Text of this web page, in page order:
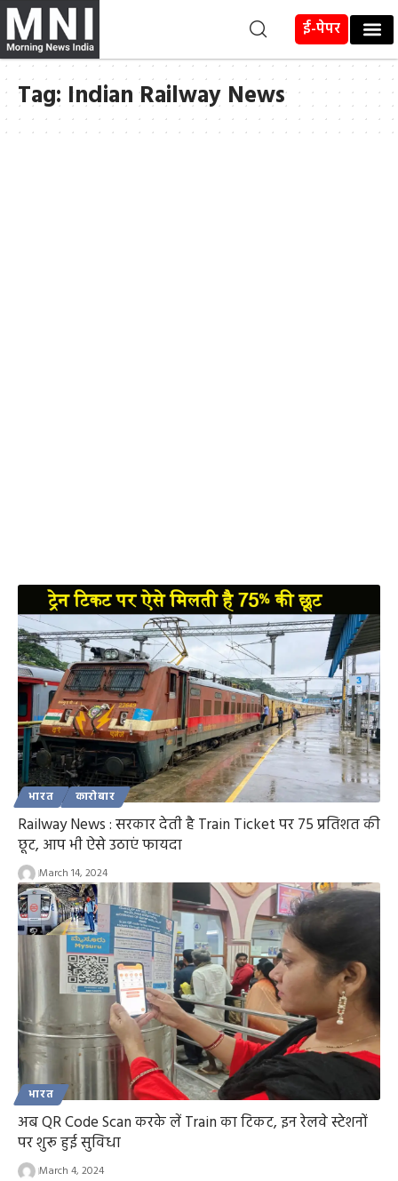
ई-पेपर
Tag: Indian Railway News
भारत कारोबार
Railway News : सरकार देती है Train Ticket पर 75 प्रतिशत की
छूट, आप भी ऐसे उठाएं फायदा
March 14, 2024
भारत
अब QR Code Scan करके लें Train का टिकट, इन रेलवे स्टेशनों
पर शुरू हुई सुविधा
March 4, 2024